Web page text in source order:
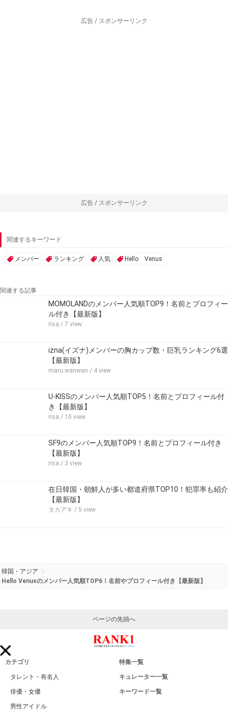
広告 / スポンサーリンク
広告 / スポンサーリンク
関連するキーワード
メンバー ランキング 人気 Hello Venus
関連する記事
MOMOLANDのメンバー人気順TOP9！名前とプロフィー
ル付き【最新版】
risa / 7 view
izna(イズナ)メンバーの胸カップ数・巨乳ランキング6選
【最新版】
maru.wanwan / 4 view
U-KISSのメンバー人気順TOP5！名前とプロフィール付
き【最新版】
risa / 10 view
SF9のメンバー人気順TOP9！名前とプロフィール付き
【最新版】
risa / 3 view
在日韓国・朝鮮人が多い都道府県TOP10！犯罪率も紹介
【最新版】
タカアキ / 5 view
韓国・アジア
Hello Venusのメンバー人気順TOP6！名前やプロフィール付き【最新版】
ページの先頭へ
カテゴリ
タレント・有名人
俳優・女優
男性アイドル
特集一覧
キュレーター一覧
キーワード一覧